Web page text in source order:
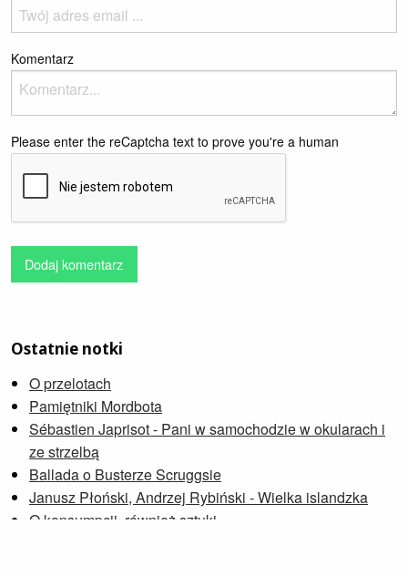
Komentarz
Please enter the reCaptcha text to prove you're a human
Dodaj komentarz
Ostatnie notki
O przelotach
Pamiętniki Mordbota
Sébastien Japrisot - Pani w samochodzie w okularach i
ze strzelbą
Ballada o Busterze Scruggsie
Janusz Płoński, Andrzej Rybiński - Wielka islandzka
O konsumpcji, również sztuki